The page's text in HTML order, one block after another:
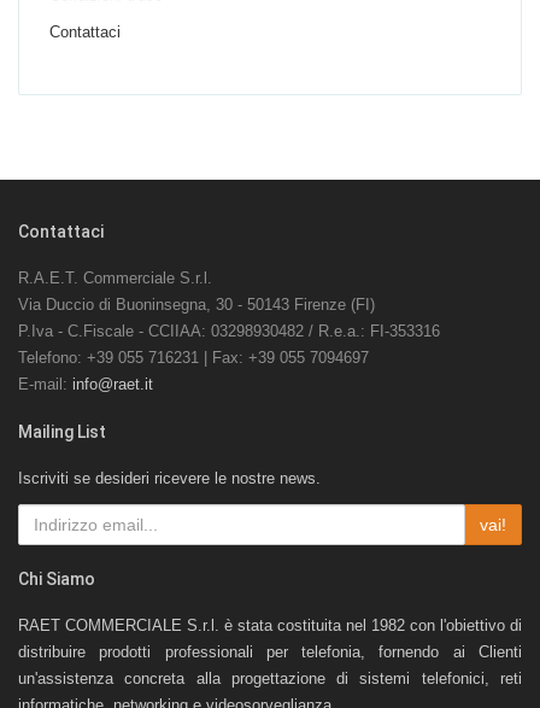
Contattaci
Contattaci
R.A.E.T. Commerciale S.r.l.
Via Duccio di Buoninsegna, 30 - 50143 Firenze (FI)
P.Iva - C.Fiscale - CCIIAA: 03298930482 / R.e.a.: FI-353316
Telefono: +39 055 716231 | Fax: +39 055 7094697
E-mail: info@raet.it
Mailing List
Iscriviti se desideri ricevere le nostre news.
vai!
Chi Siamo
RAET COMMERCIALE S.r.l. è stata costituita nel 1982 con l'obiettivo di
distribuire prodotti professionali per telefonia, fornendo ai Clienti
un'assistenza concreta alla progettazione di sistemi telefonici, reti